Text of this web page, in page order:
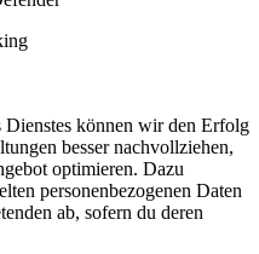
Dienstes können wir den Erfolg
besser nachvollziehen,
optimieren. Dazu
personenbezogenen Daten
ab, sofern du deren